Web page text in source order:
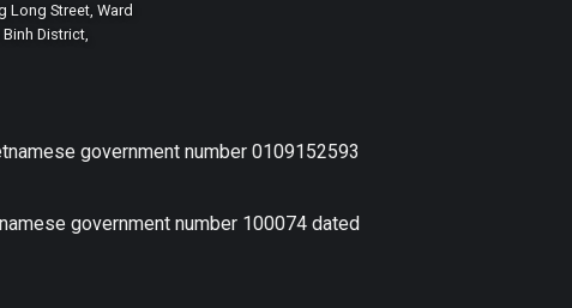
Long Street, Ward
Binh District,
government number 0109152593
government number 100074 dated